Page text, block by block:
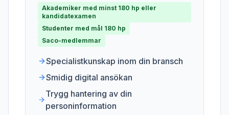
Akademiker med minst 180 hp eller
kandidatexamen
Studenter med mål 180 hp
Saco-medlemmar
Specialistkunskap inom din bransch
Smidig digital ansökan
Trygg hantering av din
personinformation